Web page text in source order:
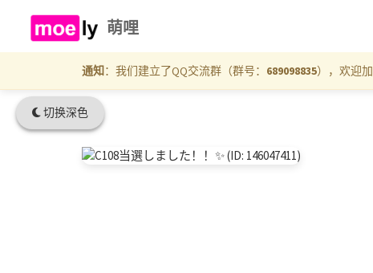
切换深色
萌哩
通知：我们建立了QQ交流群（群号： 689098835），欢迎加